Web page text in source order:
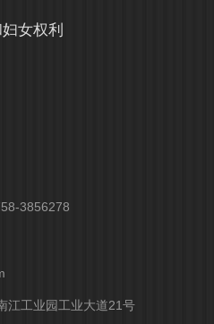
女权利
3856278
江工业园工业大道21号